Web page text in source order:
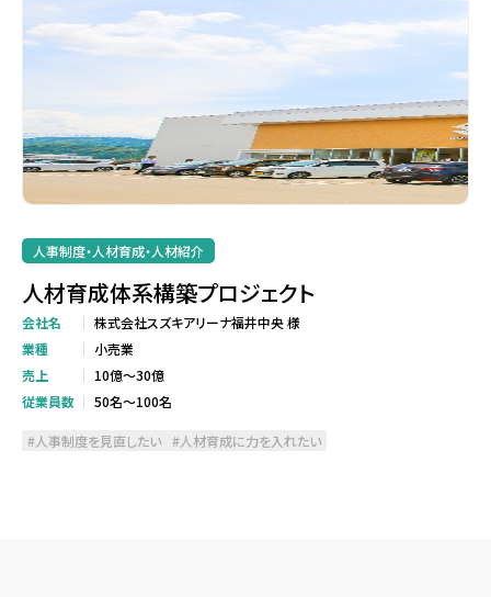
人事制度・人材育成・人材紹介
人材育成体系構築プロジェクト
会社名
株式会社スズキアリーナ福井中央 様
業種
小売業
売上
10億～30億
従業員数
50名～100名
人事制度を見直したい 人材育成に力を入れたい